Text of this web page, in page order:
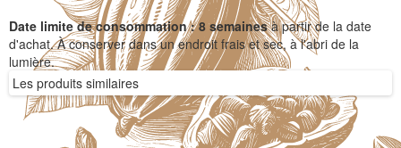
Date limite de consommation : 8 semainesà partir de la date
d'achat. À conserver dans un endroit frais et sec, à l'abri de la
lumière.
Les produits similaires